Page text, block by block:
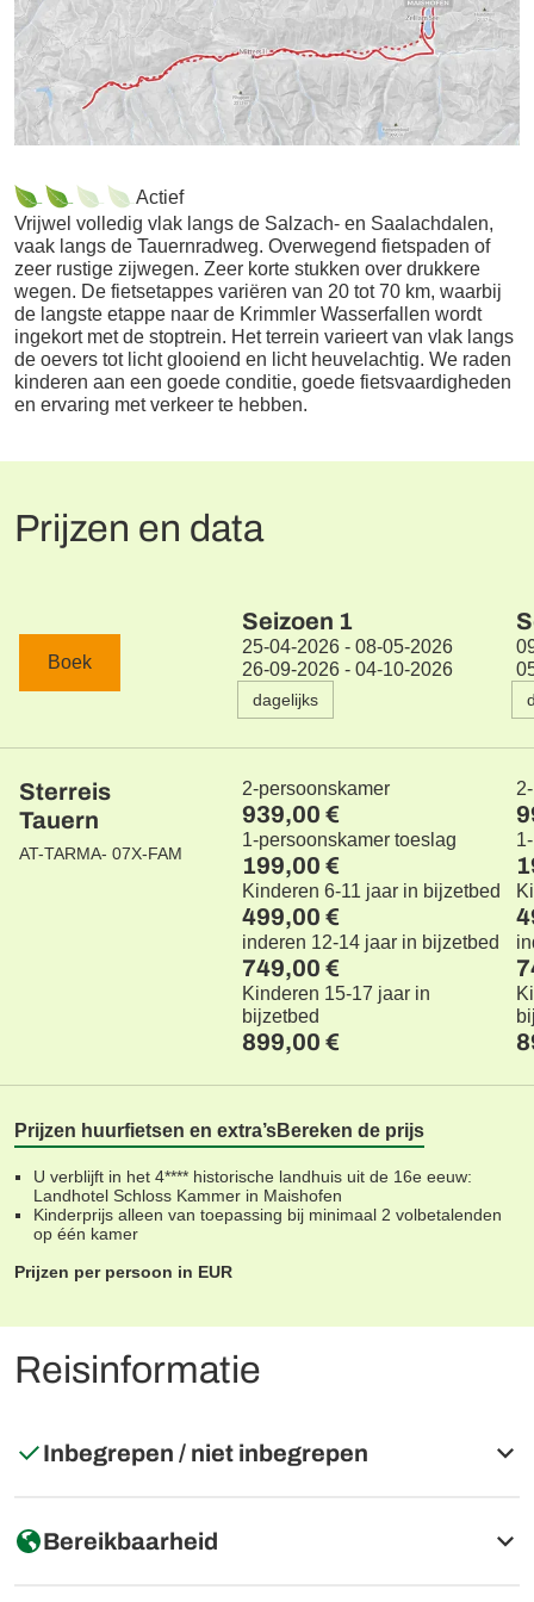
Actief
Vrijwel volledig vlak langs de Salzach- en Saalachdalen,
vaak langs de Tauernradweg. Overwegend fietspaden of
zeer rustige zijwegen. Zeer korte stukken over drukkere
wegen. De fietsetappes variëren van 20 tot 70 km, waarbij
de langste etappe naar de Krimmler Wasserfallen wordt
ingekort met de stoptrein. Het terrein varieert van vlak langs
de oevers tot licht glooiend en licht heuvelachtig. We raden
kinderen aan een goede conditie, goede fietsvaardigheden
en ervaring met verkeer te hebben.
Prijzen en data
Boek
Sterreis
Tauern
AT-TARMA- 07X-FAM
Seizoen 1
25-04-2026 - 08-05-2026
26-09-2026 - 04-10-2026
dagelijks
2-persoonskamer
939,00 €
1-persoonskamer toeslag
199,00 €
Kinderen 6-11 jaar in bijzetbed
499,00 €
inderen 12-14 jaar in bijzetbed
749,00 €
Kinderen 15-17 jaar in
bijzetbed
899,00 €
Prijzen huurfietsen en extra’sBereken de prijs
U verblijft in het 4**** historische landhuis uit de 16e eeuw:
Landhotel Schloss Kammer in Maishofen
Kinderprijs alleen van toepassing bij minimaal 2 volbetalenden
op één kamer
Prijzen per persoon in EUR
Reisinformatie
Inbegrepen / niet inbegrepen
Inbegrepen
Bereikbaarheid